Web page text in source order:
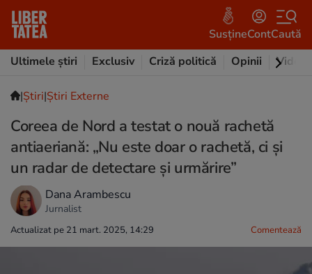
SusțineContCaută
Ultimele știri
Exclusiv Criză politică Opinii Video
|Ştiri|Știri Externe
Coreea de Nord a testat o nouă rachetă
antiaeriană: „Nu este doar o rachetă, ci și
un radar de detectare și urmărire”
Dana Arambescu
Jurnalist
Actualizat pe 21 mart. 2025, 14:29 Comentează